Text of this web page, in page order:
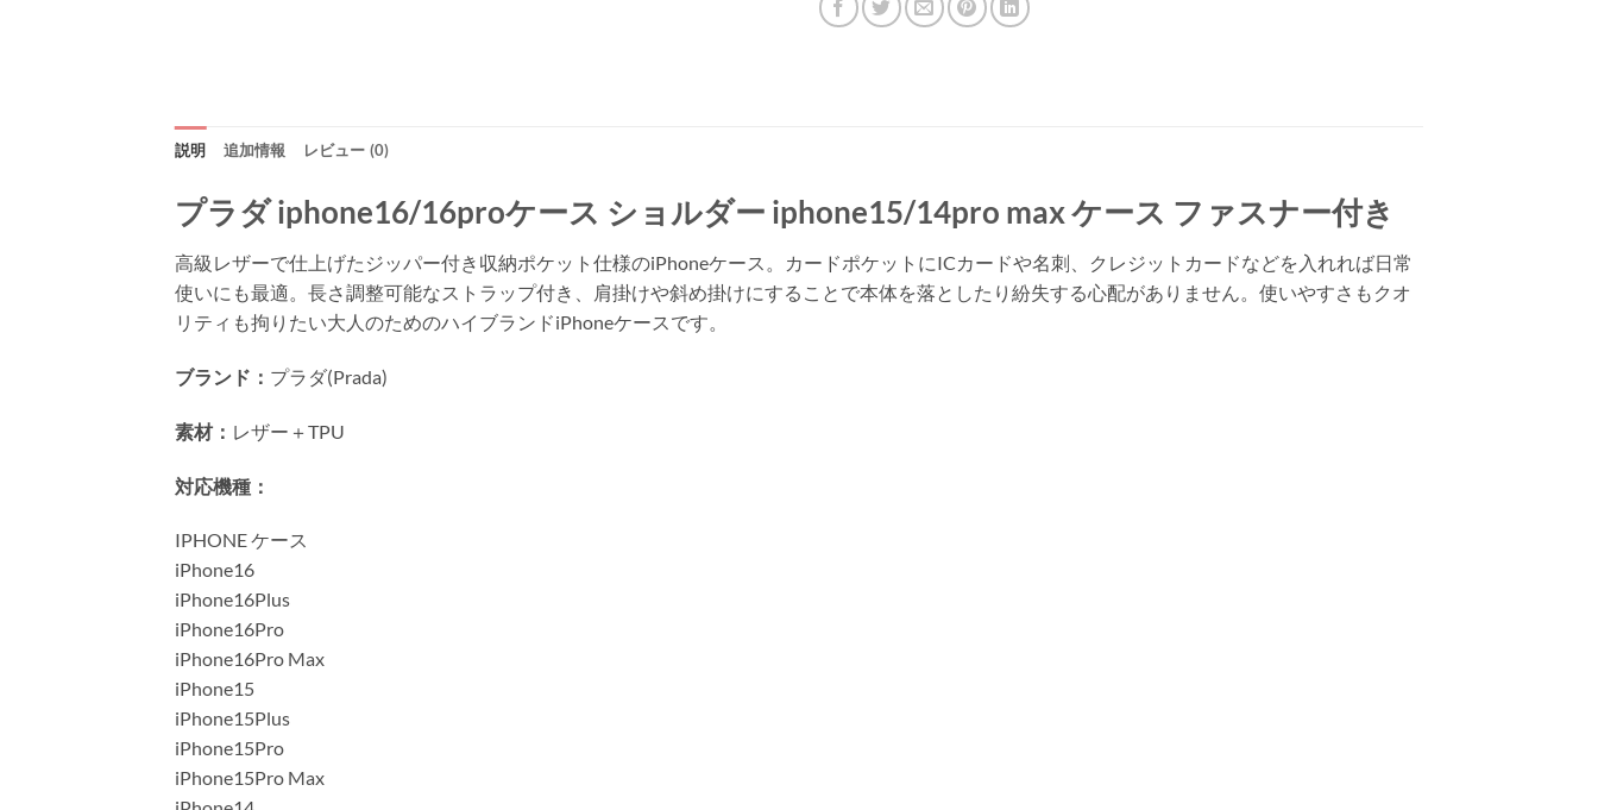
説明 追加情報 レビュー (0)
プラダ iphone16/16proケース ショルダー iphone15/14pro max ケース ファスナー付き
高級レザーで仕上げたジッパー付き収納ポケット仕様のiPhoneケース。カードポケットにICカードや名刺、クレジットカードなどを入れれば日常
使いにも最適。長さ調整可能なストラップ付き、肩掛けや斜め掛けにすることで本体を落としたり紛失する心配がありません。使いやすさもクオ
リティも拘りたい大人のためのハイブランドiPhoneケースです。
ブランド： プラダ(Prada)
素材： レザー＋TPU
対応機種：
IPHONE ケース
iPhone16
iPhone16Plus
iPhone16Pro
iPhone16Pro Max
iPhone15
iPhone15Plus
iPhone15Pro
iPhone15Pro Max